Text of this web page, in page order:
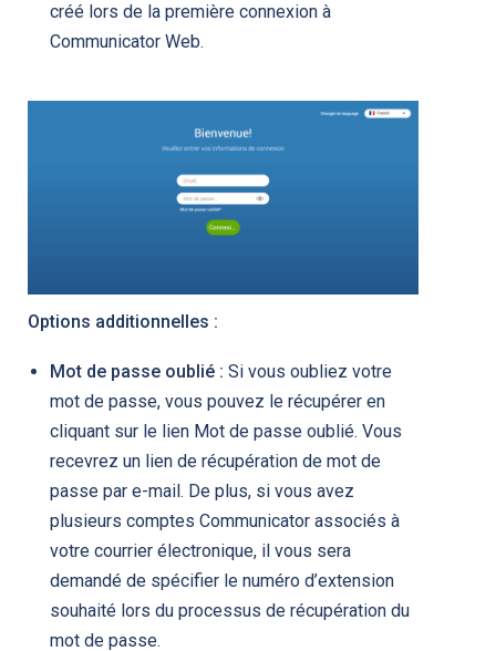
créé lors de la première connexion à
Communicator Web.
Options additionnelles :
Mot de passe oublié : Si vous oubliez votre
mot de passe, vous pouvez le récupérer en
cliquant sur le lien Mot de passe oublié. Vous
recevrez un lien de récupération de mot de
passe par e-mail. De plus, si vous avez
plusieurs comptes Communicator associés à
votre courrier électronique, il vous sera
demandé de spécifier le numéro d’extension
souhaité lors du processus de récupération du
mot de passe.